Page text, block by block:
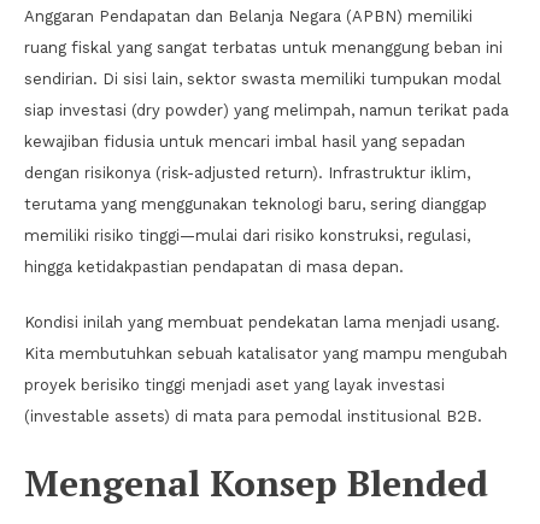
Anggaran Pendapatan dan Belanja Negara (APBN) memiliki
ruang fiskal yang sangat terbatas untuk menanggung beban ini
sendirian. Di sisi lain, sektor swasta memiliki tumpukan modal
siap investasi (dry powder) yang melimpah, namun terikat pada
kewajiban fidusia untuk mencari imbal hasil yang sepadan
dengan risikonya (risk-adjusted return). Infrastruktur iklim,
terutama yang menggunakan teknologi baru, sering dianggap
memiliki risiko tinggi—mulai dari risiko konstruksi, regulasi,
hingga ketidakpastian pendapatan di masa depan.
Kondisi inilah yang membuat pendekatan lama menjadi usang.
Kita membutuhkan sebuah katalisator yang mampu mengubah
proyek berisiko tinggi menjadi aset yang layak investasi
(investable assets) di mata para pemodal institusional B2B.
Mengenal Konsep Blended